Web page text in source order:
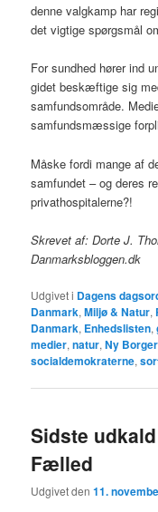
denne valgkamp har
det vigtige spørgsmål
For sundhed hører ind
gidet beskæftige sig
samfundsområde.
samfundsmæssige
Måske fordi mange af
samfundet – og deres
privathospitalerne?!
Skrevet af: Dorte J.
Danmarksbloggen.dk
Udgivet i Dagens
Danmark,Miljø & Natur,
Danmark, Enhedslisten,
medier,natur,Ny
socialdemokraterne,
Sidste
Fælled
Udgivet den11.